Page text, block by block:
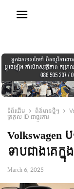
ទំព័រដើម ព័ត៍មានថ្មីៗ
ត្រកូល ID ជាផ្លូវការ
Volkswagen
ទាបជាងគេក្នុ
March 6, 2025